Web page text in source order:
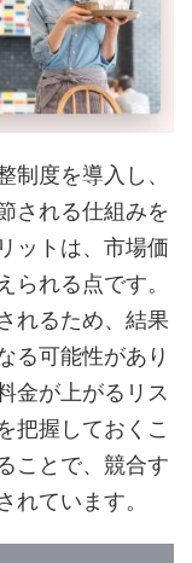
制度を導入し、
される仕組みを
ットは、市場価
られる点です。
れるため、結果
る可能性があり
金が上がるリス
把握しておくこ
ことで、競合す
れています。